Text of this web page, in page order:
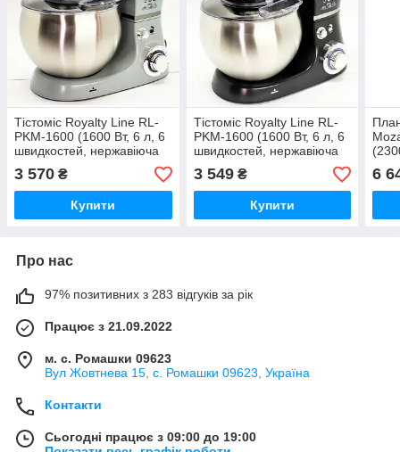
Тістоміс Royalty Line RL-
PKM-1600 (1600 Вт, 6 л, 6
швидкостей, нержавіюча
сталь, 3 насадки)
3 570 ₴
Купити
Тістоміс Royalty Line RL-
PKM-1600 (1600 Вт, 6 л, 6
швидкостей, нержавіюча
сталь, 3 насадки)
3 549₴
Купити
6
Про нас
97% позитивних з 283 відгуків за рік
Працює з 21.09.2022
м. с. Ромашки 09623
Вул Жовтнева 15, с. Ромашки 09623, Україна
Контакти
Сьогодні працює з 09:00 до 19:00